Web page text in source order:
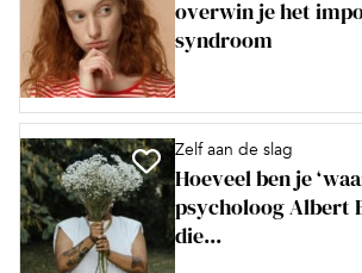
overwin je het
syndroom
Zelf aan de slag
Hoeveel ben je
psycholoog Albert
die...